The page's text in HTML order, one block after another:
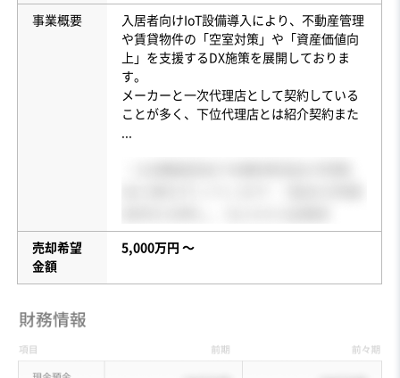
事業概要
入居者向けIoT設備導入により、不動産管理
や賃貸物件の「空室対策」や「資産価値向
上」を支援するDX施策を展開しておりま
す。
メーカーと一次代理店として契約している
ことが多く、下位代理店とは紹介契約また
売却希望
金額
5,000万円 〜